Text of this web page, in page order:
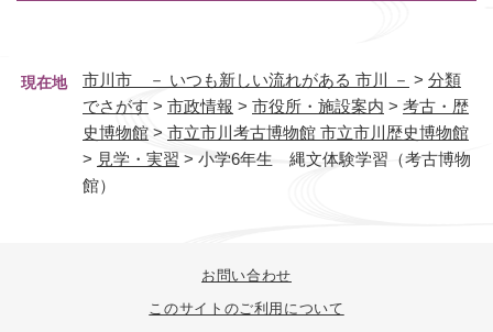
現在地 市川市 － いつも新しい流れがある 市川 － > 分類
でさがす > 市政情報 > 市役所・施設案内 > 考古・歴
史博物館 > 市立市川考古博物館 市立市川歴史博物館
> 見学・実習 > 小学6年生 縄文体験学習（考古博物
館）
お問い合わせ
このサイトのご利用について